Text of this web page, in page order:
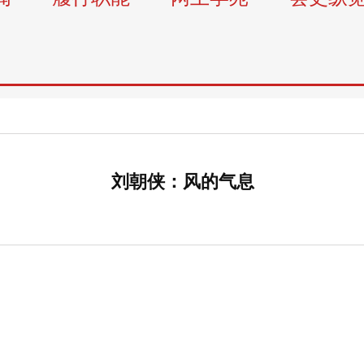
刘朝侠：风的气息